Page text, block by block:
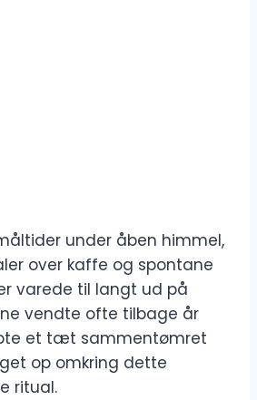
under åben himmel,
over kaffe og spontane
varede til langt ud på
vendte ofte tilbage år
et tæt sammentømret
op omkring dette
ritual.